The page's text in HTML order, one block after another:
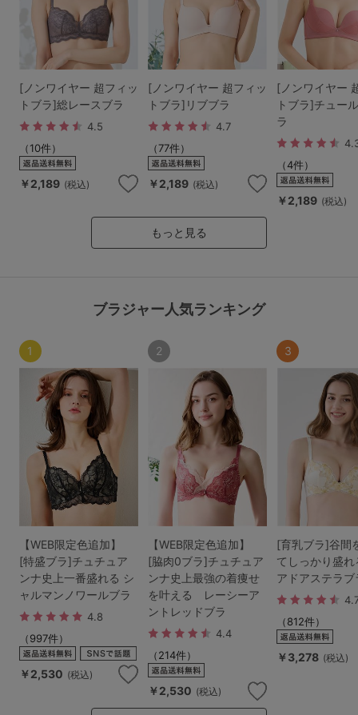
[ノンワイヤー 超フィッ
トブラ]総レースブラ
4.5
（10件）
￥2,189 (税込)
[ノンワイヤー 超フィッ
トブラ]リブブラ
4.7
（77件）
￥2,189 (税込)
[ノンワイヤー
トブラ]チュー
ラ
（4件）
￥2,189 (税込)
もっと見る
ブラジャー人気ランキング
1
【WEB限定色追加】
[特盛ブラ]チュチュア
ンナ史上一番盛れる シ
ャルマンノワールブラ
4.8
（997件）
￥2,530 (税込)
2
【WEB限定色追加】
[脇肉0ブラ]チュチュア
ンナ史上最強の着痩せ
を叶える レーシーア
ントレッドブラ
4.4
（214件）
￥2,530 (税込)
3
[育乳ブラ]谷間
てしっかり盛
アドアステラブ
（812件）
￥3,278 (税込)